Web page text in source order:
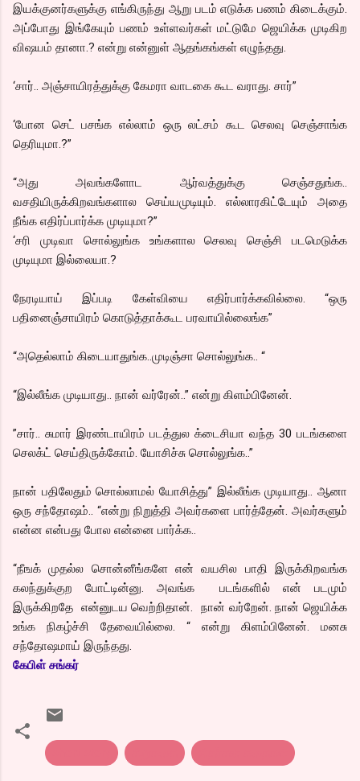
இயக்குனர்களுக்கு எங்கிருந்து ஆறு படம் எடுக்க பணம் கிடைக்கும்.
அப்போது இங்கேயும் பணம் உள்ளவர்கள் மட்டுமே ஜெயிக்க முடிகிற
விஷயம் தானா.? என்று என்னுள் ஆதங்கங்கள் எழுந்தது.
‘சார்.. அஞ்சாயிரத்துக்கு கேமரா வாடகை கூட வராது. சார்”
‘போன செட் பசங்க எல்லாம் ஒரு லட்சம் கூட செலவு செஞ்சாங்க
தெரியுமா.?”
“அது அவங்களோட ஆர்வத்துக்கு செஞ்சதுங்க..
வசதியிருக்கிறவங்களால செய்யமுடியும். எல்லாரகிட்டேயும் அதை
நீங்க எதிர்ப்பார்க்க முடியுமா?”
‘சரி முடிவா சொல்லுங்க உங்களால செலவு செஞ்சி படமெடுக்க
முடியுமா இல்லையா.?
நேரடியாய் இப்படி கேள்வியை எதிர்பார்க்கவில்லை. “ஒரு
பதினைஞ்சாயிரம் கொடுத்தாக்கூட பரவாயில்லைங்க”
“அதெல்லாம் கிடையாதுங்க..முடிஞ்சா சொல்லுங்க.. “
“இல்லீங்க முடியாது.. நான் வர்ரேன்..” என்று கிளம்பினேன்.
”சார்.. சுமார் இரண்டாயிரம் படத்துல க்டைசியா வந்த 30 படங்களை
செலக்ட் செய்திருக்கோம். யோசிச்சு சொல்லுங்க..”
நான் பதிலேதும் சொல்லாமல் யோசித்து” இல்லீங்க முடியாது.. ஆனா
ஒரு சந்தோஷம்.. “என்று நிறுத்தி அவர்களை பார்த்தேன். அவர்களும்
என்ன என்பது போல என்னை பார்க்க..
“நீஙக் முதல்ல சொன்னீங்களே என் வயசில பாதி இருக்கிறவங்க
கலந்துக்குற போட்டின்னு. அவங்க படங்களில் என் படமும்
இருக்கிறதே என்னுடய வெற்றிதான். நான் வர்றேன். நான் ஜெயிக்க
உங்க நிகழ்ச்சி தேவையில்லை. “ என்று கிளம்பினேன். மனசு
சந்தோஷமாய் இருந்தது.
கேபிள் சங்கர்